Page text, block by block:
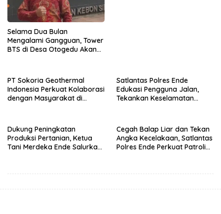
Selama Dua Bulan
Mengalami Gangguan, Tower
BTS di Desa Otogedu Akan
PT Sokoria Geothermal
Indonesia Perkuat Kolaborasi
dengan Masyarakat di
Satlantas Polres Ende
Edukasi Pengguna Jalan,
Tekankan Keselamatan
Dukung Peningkatan
Produksi Pertanian, Ketua
Tani Merdeka Ende Salurkan
Cegah Balap Liar dan Tekan
Angka Kecelakaan, Satlantas
Polres Ende Perkuat Patroli